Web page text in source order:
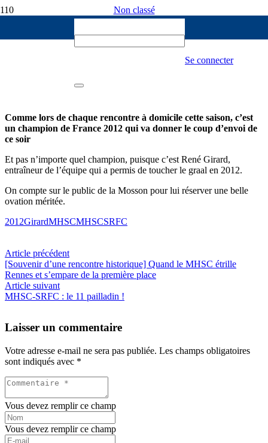
Se connecter
Non classé
Rene Girard donnera le coup d’envoi ce
Comme lors de chaque rencontre à domicile cette saison, c’est
un champion de France 2012 qui va donner le coup d’envoi de
ce soir
Et pas n’importe quel champion, puisque c’est René Girard,
entraîneur de l’équipe qui a permis de toucher le graal en 2012.
On compte sur le public de la Mosson pour lui réserver une belle
ovation méritée.
2012GirardMHSCMHSCSRFC
Article précédent
[Souvenir d’une rencontre historique] Quand le MHSC étrille
Rennes et s’empare de la première place
Article suivant
MHSC-SRFC : le 11 pailladin !
Laisser un commentaire
Votre adresse e-mail ne sera pas publiée. Les champs obligatoires
sont indiqués avec *
Vous devez remplir ce champ
Vous devez remplir ce champ